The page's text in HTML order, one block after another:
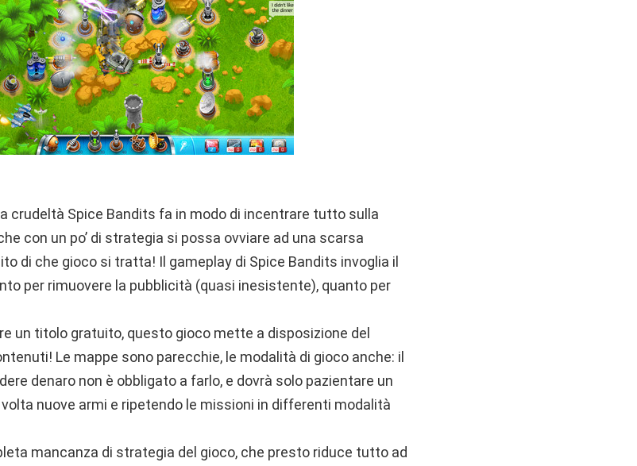
crudeltà Spice Bandits fa in modo di incentrare tutto sulla
con un po’ di strategia si possa ovviare ad una scarsa
di che gioco si tratta! Il gameplay di Spice Bandits invoglia il
per rimuovere la pubblicità (quasi inesistente), quanto per
un titolo gratuito, questo gioco mette a disposizione del
Le mappe sono parecchie, le modalità di gioco anche: il
denaro non è obbligato a farlo, e dovrà solo pazientare un
volta nuove armi e ripetendo le missioni in differenti modalità
mancanza di strategia del gioco, che presto riduce tutto ad